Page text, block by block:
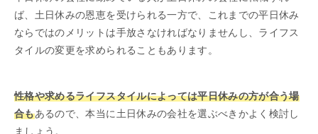
ば、土日休みの恩恵を受けられる一方で、これまでの平日休み
ならではのメリットは手放さなければなりませんし、ライフス
タイルの変更を求められることもあります。
性格や求めるライフスタイルによっては平日休みの方が合う場
合もあるので、本当に土日休みの会社を選ぶべきかよく検討し
ましょう。